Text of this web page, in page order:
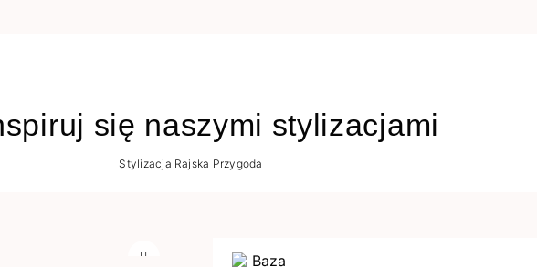
się naszymi stylizacjami
Stylizacja Rajska Przygoda